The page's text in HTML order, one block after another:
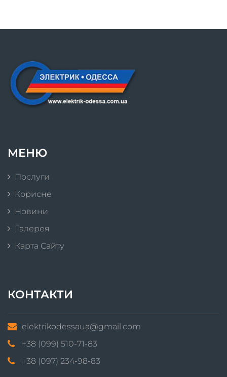
МЕНЮ
Послуги
Корисне
Новини
Галерея
Карта Сайту
КОНТАКТИ
elektrikodessaua@gmail.com
+38 (099) 510-71-83
+38 (097) 234-98-83